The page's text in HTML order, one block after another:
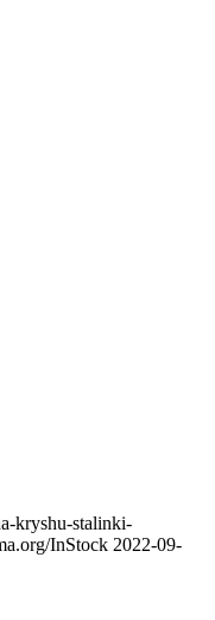
kryshu-stalinki-
InStock 2022-09-